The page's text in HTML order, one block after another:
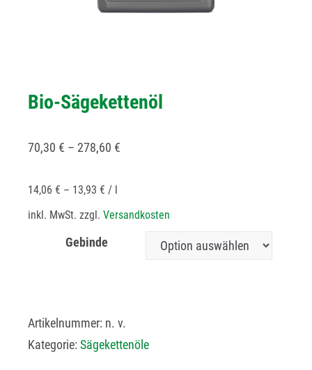
Bio-Sägekettenöl
70,30 € – 278,60 €
14,06€ – 13,93€ /
inkl. MwSt. zzgl.Versandkosten
Gebinde
Artikelnummer: n. v.
Kategorie:Sägekettenöle